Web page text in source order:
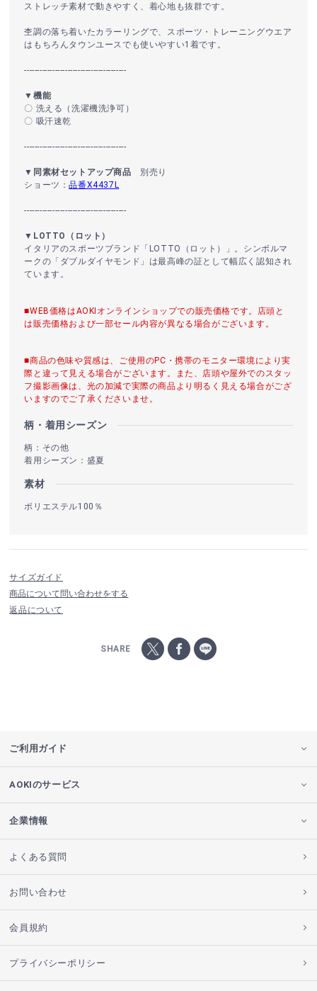
ストレッチ素材で動きやすく、着心地も抜群です。
杢調の落ち着いたカラーリングで、スポーツ・トレーニングウエア
はもちろんタウンユースでも使いやすい1着です。
----------------------------------------
▼機能
〇 洗える（洗濯機洗浄可）
〇 吸汗速乾
----------------------------------------
▼同素材セットアップ商品 別売り
ショーツ：品番X4437L
----------------------------------------
▼LOTTO（ロット）
イタリアのスポーツブランド「LOTTO（ロット）」。シンボルマ
ークの「ダブルダイヤモンド」は最高峰の証として幅広く認知され
ています。
■WEB価格はAOKIオンラインショップでの販売価格です。店頭と
は販売価格および一部セール内容が異なる場合がございます。
■商品の色味や質感は、ご使用のPC・携帯のモニター環境により実
際と違って見える場合がございます。また、店頭や屋外でのスタッ
フ撮影画像は、光の加減で実際の商品より明るく見える場合がござ
いますのでご了承くださいませ。
柄・着用シーズン
柄：その他
着用シーズン：盛夏
素材
ポリエステル100％
サイズガイド
商品について問い合わせをする
返品について
SHARE
ご利用ガイド
AOKIのサービス
企業情報
よくある質問
お問い合わせ
会員規約
プライバシーポリシー